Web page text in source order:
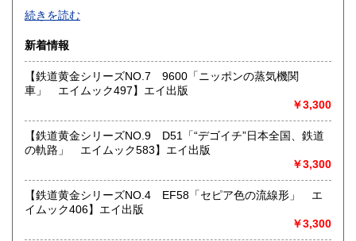
宮崎県
0円
東京都では「銀装堂」として営業しております。
基本的には同じ書店となります。
★★ご質問、ご要望はご注文前にお問合せ下さい。★★
★★電話・FAXでの在庫、状態確認及びご注文には対応しま
せん。
すべての方にメールでのお問い合わせを御案内してい
★★メールでのお問い合わせは、用件のみの場合スパムメー
ルと判断して返信いたしません。お名前もお願いいたしま
沿線名：★★電話・FAXでの在庫、状態確認及びご注文には
対応しません。お電話を頂いてもすべての方にメールでのお
続きを読む
新着情報
【鉄道黄金シリーズNO.7 9600「ニッポンの蒸気機関
車」 エイムック497】エイ出版
￥3,300
【鉄道黄金シリーズNO.9 D51「“デゴイチ”日本全国、鉄道
の軌路」 エイムック583】エイ出版
￥3,300
【鉄道黄金シリーズNO.4 EF58「セピア色の流線形」 エ
イムック406】エイ出版
￥3,300